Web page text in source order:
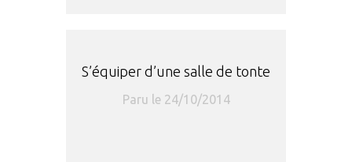
S’équiper d’une salle de tonte
Paru le 24/10/2014